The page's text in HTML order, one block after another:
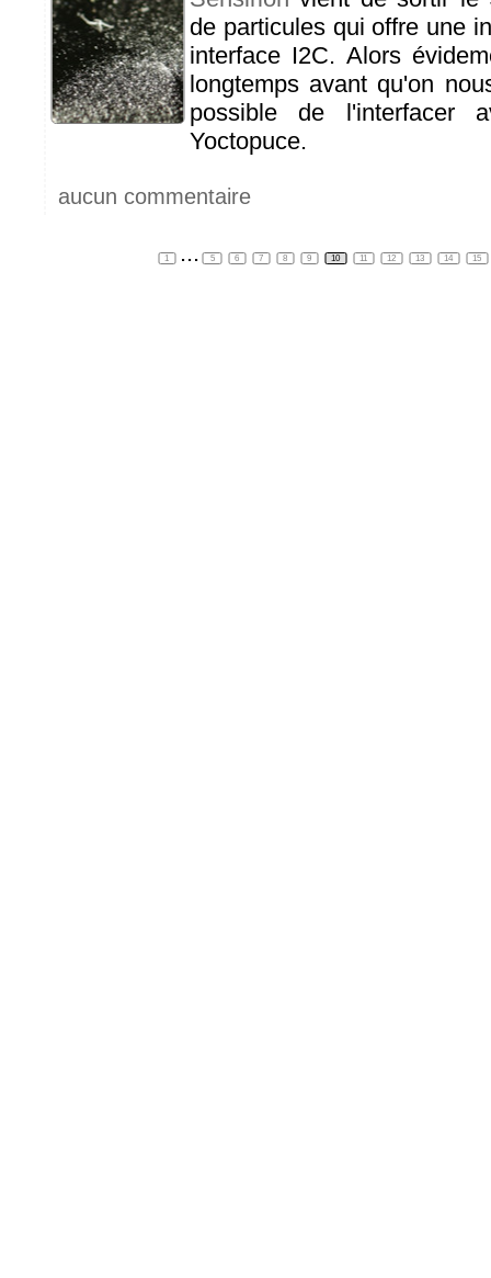
de particules qui offre une
interface I2C. Alors
longtemps avant qu'on
possible de l'interfacer
Yoctopuce.
aucun commentaire
1 ... 5 6 7 8 9 10 11 12 13 14 15